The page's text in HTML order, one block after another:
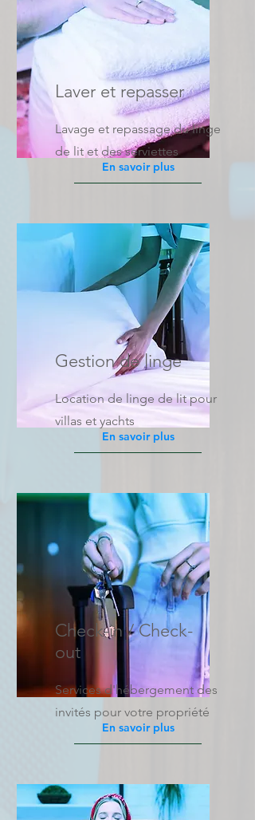
Laver et repasser
Lavage et repassage du linge
de lit et des serviettes
En savoir plus
Gestion de linge
Location de linge de lit pour
villas et yachts
En savoir plus
Check-in / Check-
out
Services d'hébergement des
invités pour votre propriété
En savoir plus